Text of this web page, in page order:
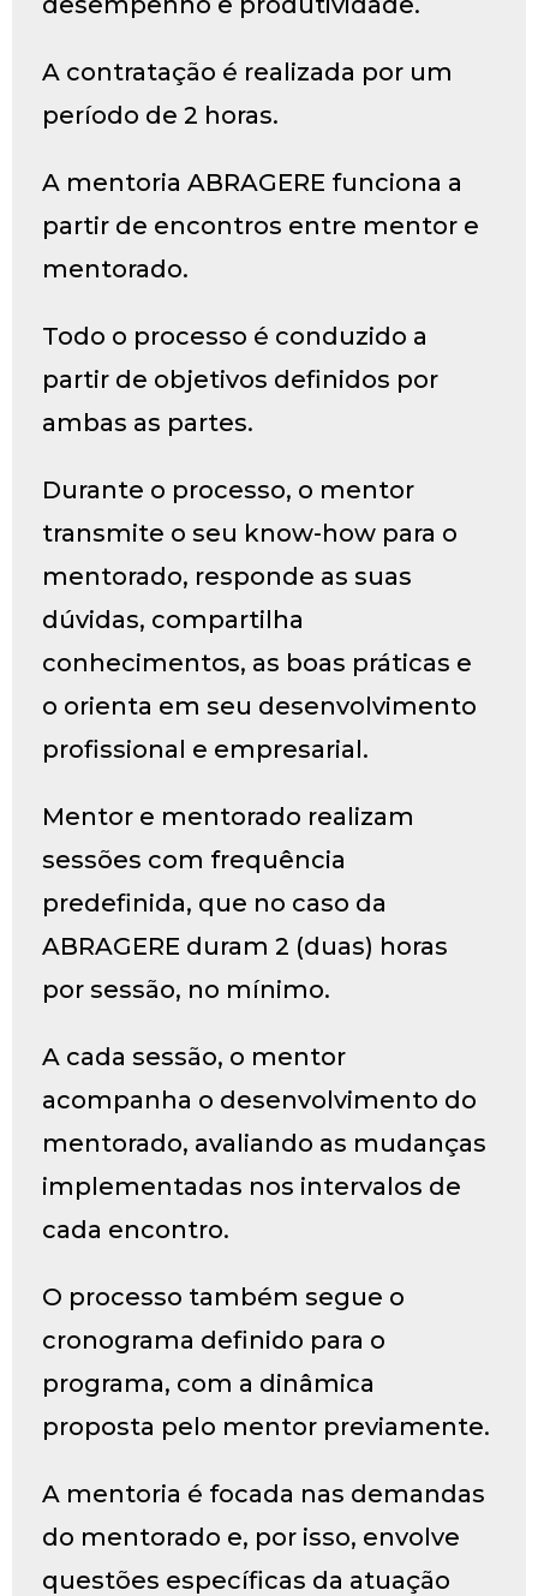
A contratação é realizada por um
período de 2 horas.
A mentoria ABRAGERE funciona a
partir de encontros entre mentor e
mentorado.
Todo o processo é conduzido a
partir de objetivos definidos por
ambas as partes.
Durante o processo, o mentor
transmite o seu know-how para o
mentorado, responde as suas
dúvidas, compartilha
conhecimentos, as boas práticas e
o orienta em seu desenvolvimento
profissional e empresarial.
Mentor e mentorado realizam
sessões com frequência
predefinida, que no caso da
ABRAGERE duram 2 (duas) horas
por sessão, no mínimo.
A cada sessão, o mentor
acompanha o desenvolvimento do
mentorado, avaliando as mudanças
implementadas nos intervalos de
cada encontro.
O processo também segue o
cronograma definido para o
programa, com a dinâmica
proposta pelo mentor previamente.
A mentoria é focada nas demandas
do mentorado e, por isso, envolve
questões específicas da atuação